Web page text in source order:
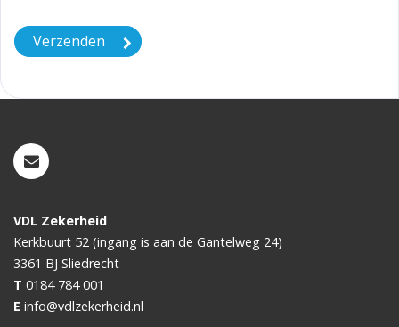
VDL Zekerheid
Kerkbuurt 52 (ingang is aan de Gantelweg 24)
3361 BJ Sliedrecht
T 0184 784 001
E info@vdlzekerheid.nl